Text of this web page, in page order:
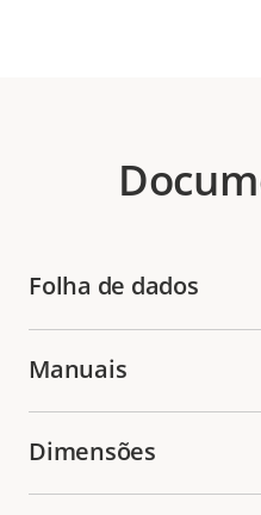
Folha de dados
Manuais
Dimensões